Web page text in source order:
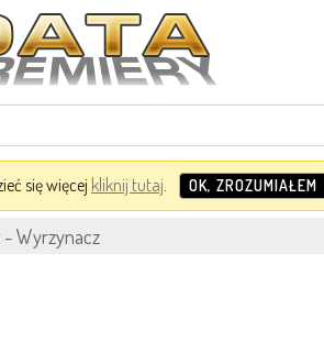
się więcej kliknij tutaj. OK, ZROZUMIAŁEM
Wyrzynacz